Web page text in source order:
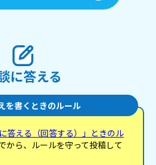
に答える
を書くときのルール
答える（回答する）」ときのル
から、ルールを守って投稿して